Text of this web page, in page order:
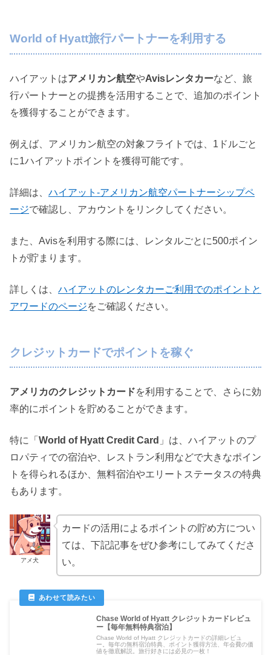
World of Hyatt旅行パートナーを利用する
ハイアットはアメリカン航空やAvisレンタカーなど、旅
行パートナーとの提携を活用することで、追加のポイント
を獲得することができます。
例えば、アメリカン航空の対象フライトでは、1ドルごと
に1ハイアットポイントを獲得可能です。
詳細は、 ハイアット-アメリカン航空パートナーシップペ
ージで確認し、アカウントをリンクしてください。
また、Avisを利用する際には、レンタルごとに500ポイン
トが貯まります。
詳しくは、 ハイアットのレンタカーご利用でのポイントと
アワードのページをご確認ください。
クレジットカードでポイントを稼ぐ
アメリカのクレジットカードを利用することで、さらに効
率的にポイントを貯めることができます。
特に「 World of Hyatt Credit Card 」は、ハイアットのプ
ロパティでの宿泊や、レストラン利用などで大きなポイン
トを得られるほか、無料宿泊やエリートステータスの特典
もあります。
アメ犬
カードの活用によるポイントの貯め方につい
ては、下記記事をぜひ参考にしてみてくださ
い。
Chase World of Hyatt クレジットカードレビュ
ー【毎年無料特典宿泊】
Chase World of Hyatt クレジットカードの詳細レビュ
ー。毎年の無料宿泊特典、ポイント獲得方法、年会費の価
値を徹底解説。旅行好きには必見の一枚！